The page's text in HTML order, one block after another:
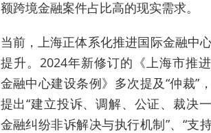
额跨境金融案件占比高的现实需求。
当前，上海正体系化推进国际金融中
提升。2024年新修订的《上海市推
金融中心建设条例》多次提及“仲裁”
提出“建立投诉、调解、公证、裁决
金融纠纷非诉解决与执行机制”、 “支